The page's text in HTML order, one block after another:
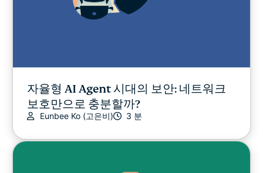
자율형 AI Agent 시대의 보안: 네트워크
보호만으로 충분할까?
Eunbee Ko (고은비) 3 분